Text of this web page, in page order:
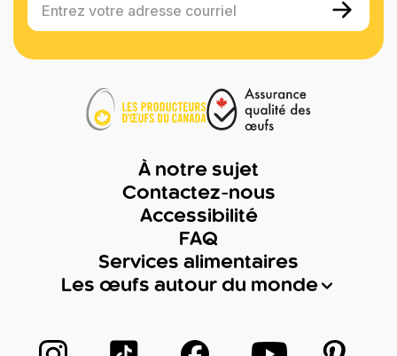
Entrez votre adresse courriel
À notre sujet
Contactez-nous
Accessibilité
FAQ
Services alimentaires
Les œufs autour du monde
Suivez-nous sur Instagram
Suivez-nous sur TikTok
Suivez-nous sur Facebook
Suivez-nous sur